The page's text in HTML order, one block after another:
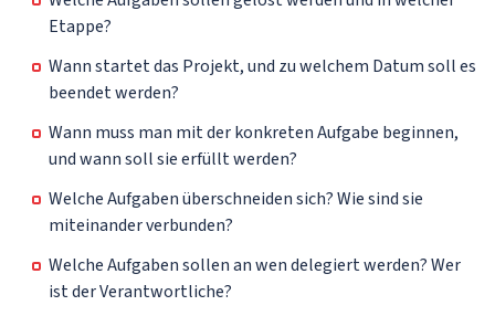
Etappe?
Wann startet das Projekt, und zu welchem Datum soll es
beendet werden?
Wann muss man mit der konkreten Aufgabe beginnen,
und wann soll sie erfüllt werden?
Welche Aufgaben überschneiden sich? Wie sind sie
miteinander verbunden?
Welche Aufgaben sollen an wen delegiert werden? Wer
ist der Verantwortliche?